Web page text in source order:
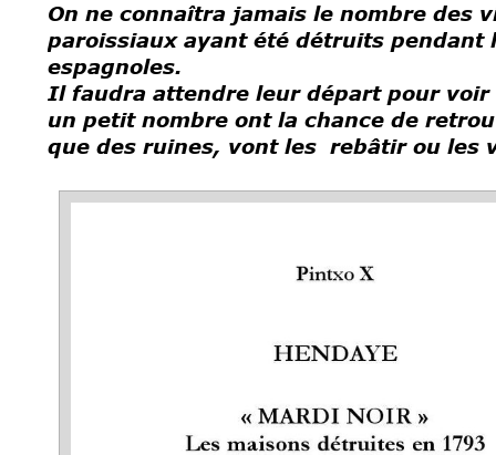
On ne connaîtra jamais le nombre des
paroissiaux ayant été détruits pendant
espagnoles.
Il faudra attendre leur départ pour
un petit nombre ont la chance de
que des ruines, vont les rebâtir ou les